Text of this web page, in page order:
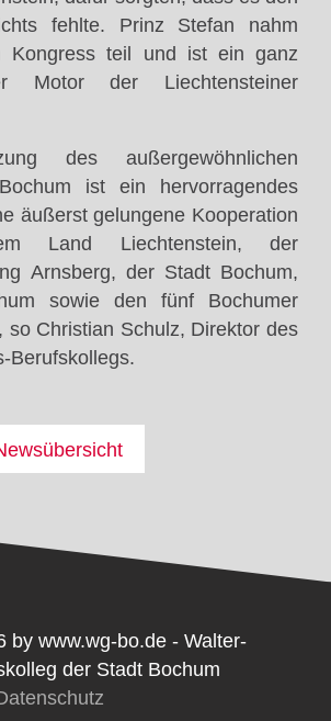
fehlte. Prinz Stefan nahm
Kongress teil und ist ein ganz
Motor der Liechtensteiner
des außergewöhnlichen
ist ein hervorragendes
äußerst gelungene Kooperation
Land Liechtenstein, der
Arnsberg, der Stadt Bochum,
sowie den fünf Bochumer
so Christian Schulz, Direktor des
Berufskollegs.
by www.wg-bo.de - Walter-
der Stadt Bochum